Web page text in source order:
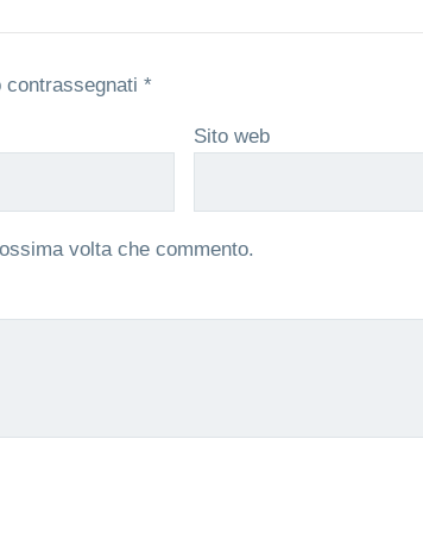
contrassegnati *
Sito web
volta che commento.